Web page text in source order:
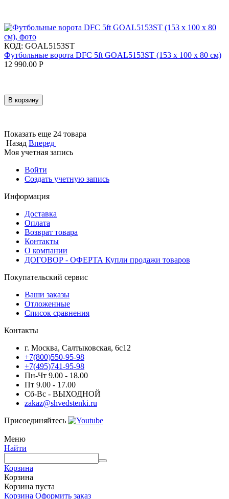
КОД: GOAL5153ST
Футбольные ворота DFC 5ft GOAL5153ST (153 x 100 x 80 см)
12 990.00 Р
В корзину
Показать еще 24 товара
Назад Вперед
Моя учетная запись
Войти
Создать учетную запись
Информация
Доставка
Оплата
Возврат товара
Контакты
О компании
ДОГОВОР - ОФЕРТА Купли продажи товаров
Покупательский сервис
Ваши заказы
Отложенные
Список сравнения
Контакты
г. Москва, Салтыковская, 6с12
+7(800)550-95-98
+7(495)741-95-98
Пн-Чт 9.00 - 18.00
Пт 9.00 - 17.00
Сб-Вс - ВЫХОДНОЙ
zakaz@shvedstenki.ru
Присоединяйтесь
Меню
Найти
Корзина
Корзина
Корзина пуста
Корзина Оформить заказ